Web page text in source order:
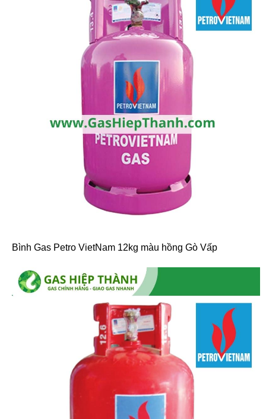
Bình Gas Petro VietNam 12kg màu hồng Gò Vấp